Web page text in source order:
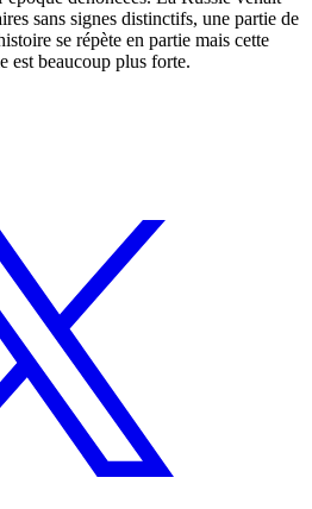
sans signes distinctifs, une partie de
se répète en partie mais cette
est beaucoup plus forte.